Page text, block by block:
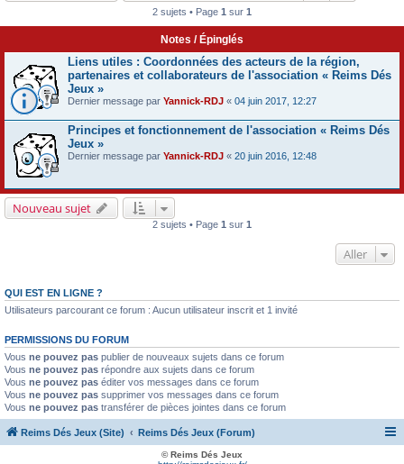
2 sujets • Page 1 sur 1
Notes / Épinglés
Liens utiles : Coordonnées des acteurs de la région,
partenaires et collaborateurs de l'association « Reims Dés
Jeux »
Dernier message par Yannick-RDJ « 04 juin 2017, 12:27
Principes et fonctionnement de l'association « Reims Dés
Jeux »
Dernier message par Yannick-RDJ « 20 juin 2016, 12:48
Nouveau sujet
2 sujets • Page 1 sur 1
Aller
QUI EST EN LIGNE ?
Utilisateurs parcourant ce forum : Aucun utilisateur inscrit et 1 invité
PERMISSIONS DU FORUM
Vous ne pouvez pas publier de nouveaux sujets dans ce forum
Vous ne pouvez pas répondre aux sujets dans ce forum
Vous ne pouvez pas éditer vos messages dans ce forum
Vous ne pouvez pas supprimer vos messages dans ce forum
Vous ne pouvez pas transférer de pièces jointes dans ce forum
Reims Dés Jeux (Site) Reims Dés Jeux (Forum)
© Reims Dés Jeux